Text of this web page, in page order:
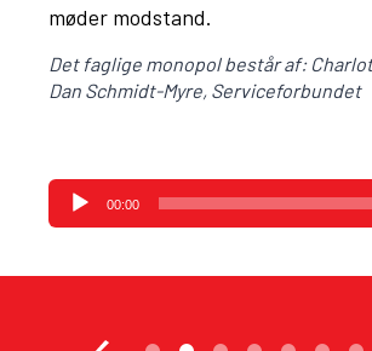
møder modstand.
Det faglige monopol består af:
Dan Schmidt-Myre, Serviceforbundet
00:00